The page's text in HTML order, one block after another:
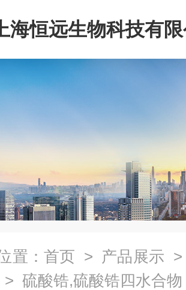
海恒远生物科技有
置： 首页 > 产品展示
> 硫酸锆,硫酸锆四水合物